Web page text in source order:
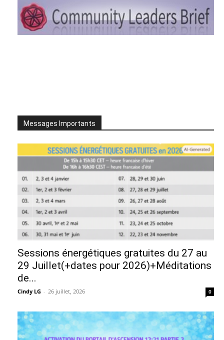
Messages Importants
Sessions énergétiques gratuites du 27 au
29 Juillet(+dates pour 2026)+Méditations
de...
Cindy LG - 26 juillet, 2026 0